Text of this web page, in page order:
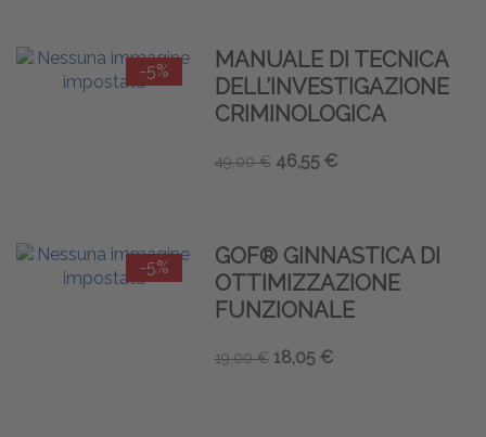
-5%
MANUALE DI TECNICA
DELL’INVESTIGAZIONE
CRIMINOLOGICA
49,00 € 46,55 €
-5%
GOF® GINNASTICA DI
OTTIMIZZAZIONE
FUNZIONALE
19,00 € 18,05 €